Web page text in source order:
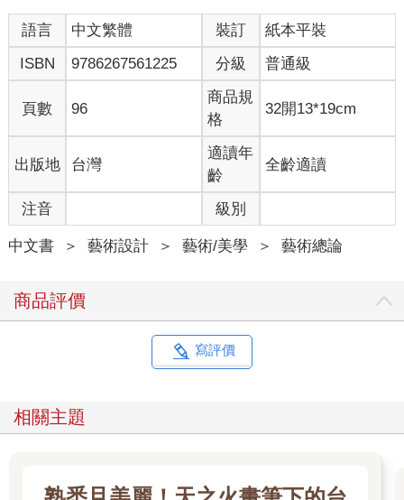
深層了解這個龐大的精神領域，幫助你在生活和工作中，更有成
效地思考並討論美學的現象與體驗。
詞彙的起源
「美學」（aesthetics）一詞出現至今不到三百年，詞彙源自希臘
文aisthesis，指的是「感知或官能的知識」。一七三五年，二十
一歲的德國哲學家亞歷山大．鮑姆嘉登（Alexander
Baumgarten）出版的碩論《詩的哲學默想錄》（Meditationes
Philosophicae de Nonnullis Ad Poema Pertinentibus），是歷史紀
錄上首次有人使用「美學」一詞。鮑姆嘉登指出：「『概念／想
法』（中略）被視為邏輯的客體；而『接收到的事物（即，情感
與知覺）』（中略）則被視為感知科學，或是美學。」後來鮑姆
嘉登在未完成的著作《美學》（Aesthetica）之中，進一步闡釋這
詩的要素），好達到詩的目標，即是「完美」──或者說「美」。
（鮑姆嘉登自覺只精通詩學，但他希望他的美學最終能涵蓋所有
以下為當代對於「美學」的解釋，集結北美、歐洲與日本各地，
在日常對話、媒體，以及主要在藝術設計評論、史學、哲學和人
語言 中文繁體 裝訂
紙本平裝
ISBN
9786267561225 分級 普通級
頁數 96
商品規
格
32開13*19cm
出版地 台灣
適讀年
齡
全齡適讀
注音 級別
中文書 ＞ 藝術設計 ＞ 藝術/美學 ＞ 藝術總論
商品評價
寫評價
相關主題